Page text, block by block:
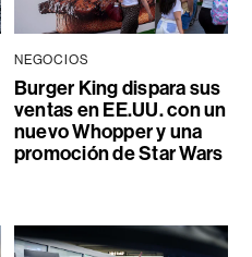
NEGOCIOS
Burger King dispara sus
ventas en EE.UU. con un
nuevo Whopper y una
promoción de Star Wars